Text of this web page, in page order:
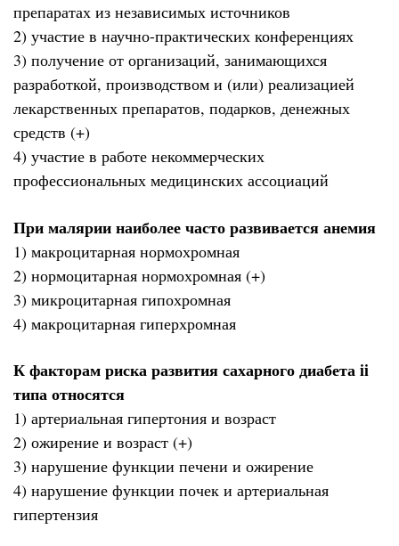
препаратах из независимых источников
2) участие в научно-практических конференциях
3) получение от организаций, занимающихся
разработкой, производством и (или) реализацией
лекарственных препаратов, подарков, денежных
средств (+)
4) участие в работе некоммерческих
профессиональных медицинских ассоциаций
При малярии наиболее часто развивается анемия
1) макроцитарная нормохромная
2) нормоцитарная нормохромная (+)
3) микроцитарная гипохромная
4) макроцитарная гиперхромная
К факторам риска развития сахарного диабета ii
типа относятся
1) артериальная гипертония и возраст
2) ожирение и возраст (+)
3) нарушение функции печени и ожирение
4) нарушение функции почек и артериальная
гипертензия